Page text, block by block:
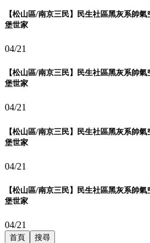
【松山區/南京三民】民生社區黑灰系帥
堡世家
04/21
【松山區/南京三民】民生社區黑灰系帥
堡世家
04/21
【松山區/南京三民】民生社區黑灰系帥
堡世家
04/21
【松山區/南京三民】民生社區黑灰系帥
堡世家
04/21
首頁 搜尋